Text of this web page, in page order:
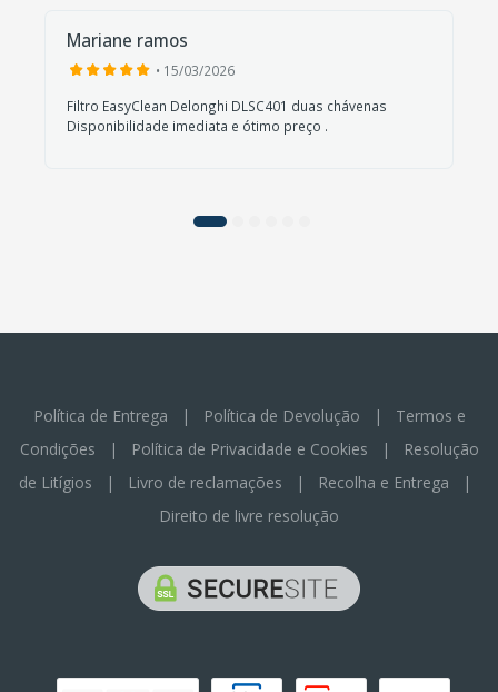
Mariane ramos
• 15/03/2026
Filtro EasyClean Delonghi DLSC401 duas chávenas
Disponibilidade imediata e ótimo preço .
Política de Entrega | Política de Devolução | Termos e
Condições | Política de Privacidade e Cookies |
Resolução
de Litígios | Livro de reclamações | Recolha e Entrega |
Direito de livre resolução